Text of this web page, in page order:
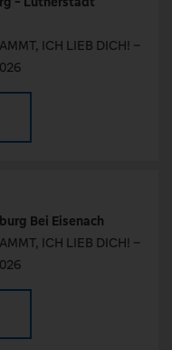
ICH LIEB DICH! –
Bei Eisenach
ICH LIEB DICH! –